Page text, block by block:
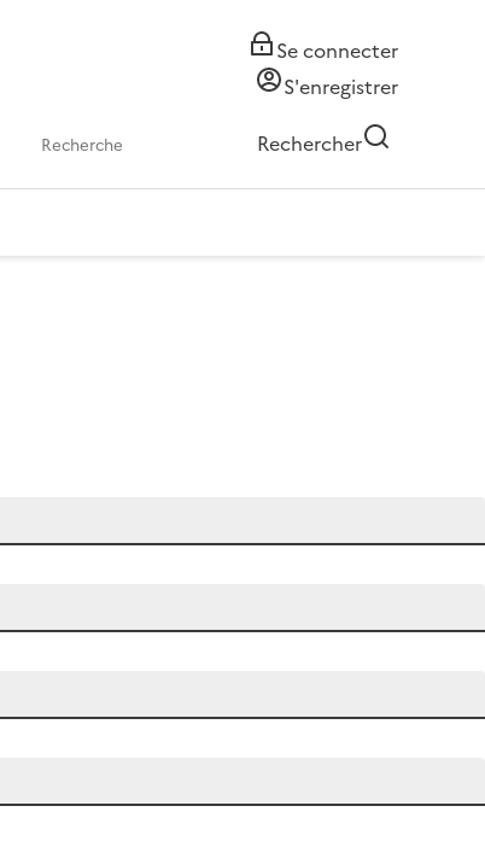
Se connecter
S'enregistrer
Rechercher